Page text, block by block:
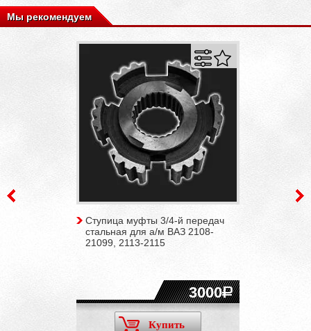
Мы рекомендуем
Ступица муфты 3/4-й передач
стальная для а/м ВАЗ 2108-
21099, 2113-2115
3000
Купить